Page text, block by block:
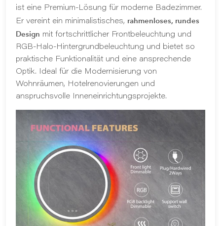
ist eine Premium-Lösung für moderne Badezimmer.
Er vereint ein minimalistisches, rahmenloses, rundes
Design mit fortschrittlicher Frontbeleuchtung und
RGB-Halo-Hintergrundbeleuchtung und bietet so
praktische Funktionalität und eine ansprechende
Optik. Ideal für die Modernisierung von
Wohnräumen, Hotelrenovierungen und
anspruchsvolle Inneneinrichtungsprojekte.